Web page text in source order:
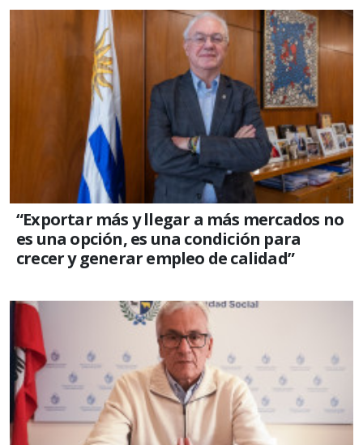
“Exportar más y llegar a más mercados no
es una opción, es una condición para
crecer y generar empleo de calidad”